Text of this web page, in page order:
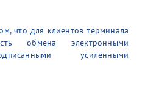
что для клиентов терминала
обмена электронными
усиленными